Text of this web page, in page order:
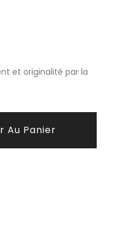
et originalité par la
Au Panier